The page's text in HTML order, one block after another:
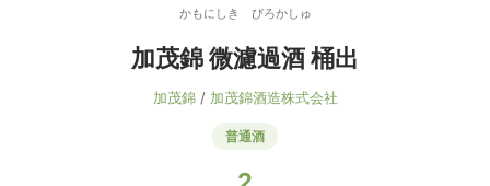
かもにしき びろかしゅ
加茂錦 微濾過酒 桶出
加茂錦/ 加茂錦酒造株式会社
普通酒